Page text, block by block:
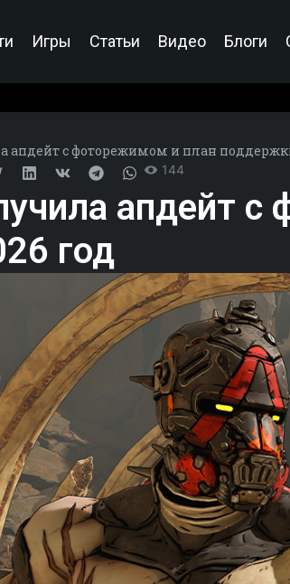
Игры Статьи Видео Блоги
апдейт с фоторежимом и план
144
апдейт
год